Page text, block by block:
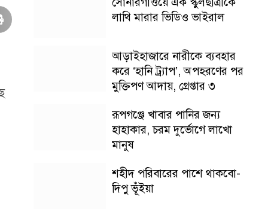
লাথি মারার ভিডিও ভাইরাল
আড়াইহাজারে নারীকে ব্যবহার
করে ‘হানি ট্র্যাপ’, অপহরণের পর
মুক্তিপণ আদায়, গ্রেপ্তার ৩
রূপগঞ্জে খাবার পানির জন্য
হাহাকার, চরম দুর্ভোগে লাখো
মানুষ
শহীদ পরিবারের পাশে থাকবো-
দিপু ভূঁইয়া